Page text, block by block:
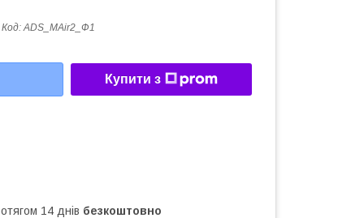
Код:ADS_MAir2_Ф1
Купити з
14 днів безкоштовно